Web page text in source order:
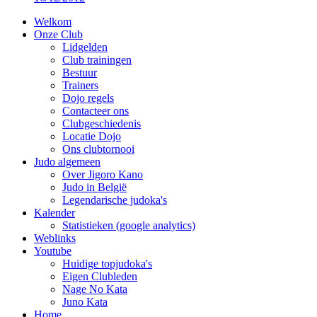
Welkom
Onze Club
Lidgelden
Club trainingen
Bestuur
Trainers
Dojo regels
Contacteer ons
Clubgeschiedenis
Locatie Dojo
Ons clubtornooi
Judo algemeen
Over Jigoro Kano
Judo in België
Legendarische judoka's
Kalender
Statistieken (google analytics)
Weblinks
Youtube
Huidige topjudoka's
Eigen Clubleden
Nage No Kata
Juno Kata
Home